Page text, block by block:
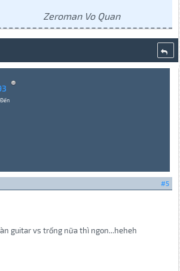
Vo Quan
#5
guitar vs trống nữa thì ngon...heheh